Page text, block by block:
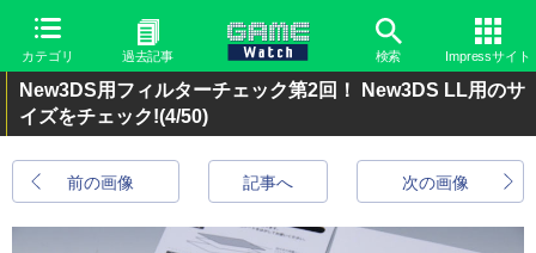
カテゴリ 過去記事 検索 Impressサイト
New3DS用フィルターチェック第2回！ New3DS LL用のサ
イズをチェック!(4/50)
前の画像 次の画像
記事へ